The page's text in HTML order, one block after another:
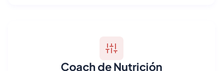
Coach de Nutrición